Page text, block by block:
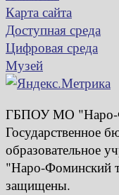
Карта сайта
Доступная среда
Цифровая среда
Музей
ГБПОУ МО "Наро-
Государственное
образовательное
"Наро-Фоминский
защищены.